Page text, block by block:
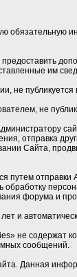
обязательную
им
не
не
отправка
Сайта,
путем
форума и
и
не
сообщений.
Данная